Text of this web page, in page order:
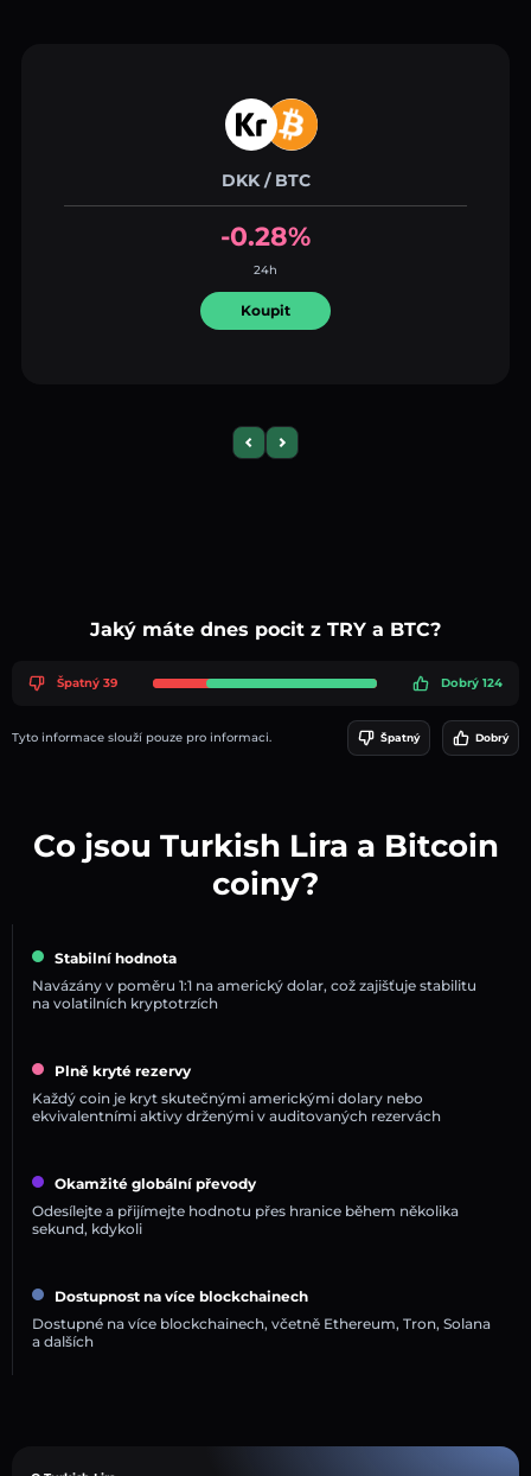
DKK / BTC
-0.28%
24h
Koupit
Previous slide
Next slide
Jaký máte dnes pocit z TRY a BTC?
Špatný 39 Dobrý 124
Tyto informace slouží pouze pro informaci. Špatný Dobrý
Co jsou Turkish Lira a Bitcoin
coiny?
Stabilní hodnota
Navázány v poměru 1:1 na americký dolar, což zajišťuje stabilitu
na volatilních kryptotrzích
Plně kryté rezervy
Každý coin je kryt skutečnými americkými dolary nebo
ekvivalentními aktivy drženými v auditovaných rezervách
Okamžité globální převody
Odesílejte a přijímejte hodnotu přes hranice během několika
sekund, kdykoli
Dostupnost na více blockchainech
Dostupné na více blockchainech, včetně Ethereum, Tron, Solana
a dalších